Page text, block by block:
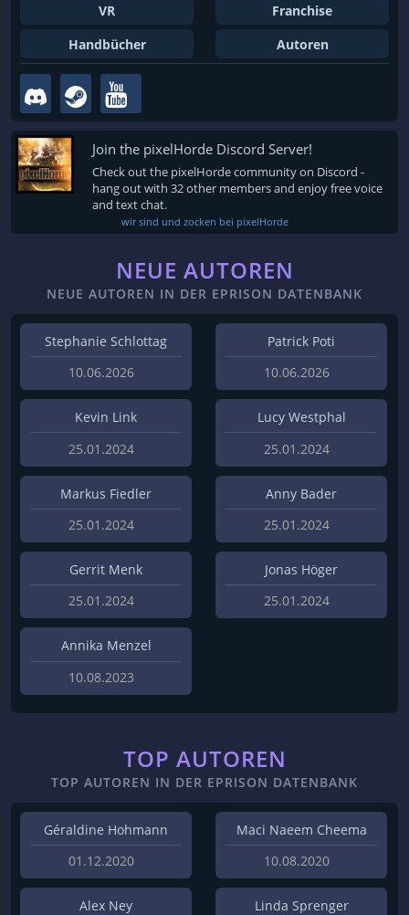
VR
Franchise
Handbücher
Autoren
Join the pixelHorde Discord Server!
Check out the pixelHorde community on Discord -
hang out with 32 other members and enjoy free voice
and text chat.
wir sind und zocken bei pixelHorde
NEUE AUTOREN
NEUE AUTOREN IN DER EPRISON DATENBANK
Stephanie Schlottag
10.06.2026
Patrick Poti
10.06.2026
Kevin Link
25.01.2024
Lucy Westphal
25.01.2024
Markus Fiedler
25.01.2024
Anny Bader
25.01.2024
Gerrit Menk
25.01.2024
Jonas Höger
25.01.2024
Annika Menzel
10.08.2023
TOP AUTOREN
TOP AUTOREN IN DER EPRISON DATENBANK
Géraldine Hohmann
01.12.2020
Maci Naeem Cheema
10.08.2020
Alex Ney Linda Sprenger